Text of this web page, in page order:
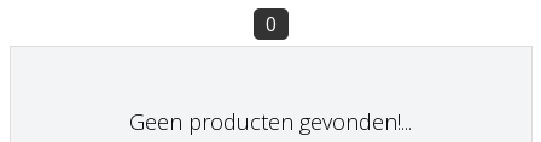
0
Geen producten gevonden!...